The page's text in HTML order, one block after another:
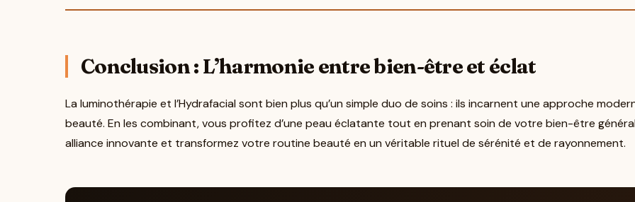
Conclusion : L’harmonie entre bien-être et éclat
La luminothérapie et l’Hydrafacial sont bien plus qu’un simple duo de soins : ils incarnent une approche
beauté. En les combinant, vous profitez d’une peau éclatante tout en prenant soin de votre bien-être
alliance innovante et transformez votre routine beauté en un véritable rituel de sérénité et de rayonnement.